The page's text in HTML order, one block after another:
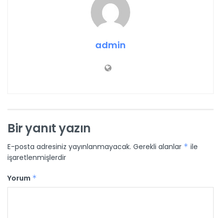
admin
Bir yanıt yazın
E-posta adresiniz yayınlanmayacak. Gerekli alanlar * ile
işaretlenmişlerdir
Yorum *